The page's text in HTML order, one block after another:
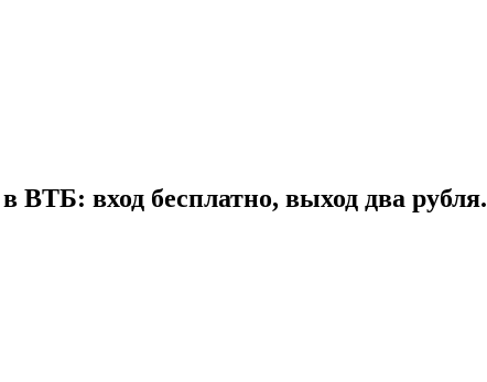
вход бесплатно, выход два рубля.